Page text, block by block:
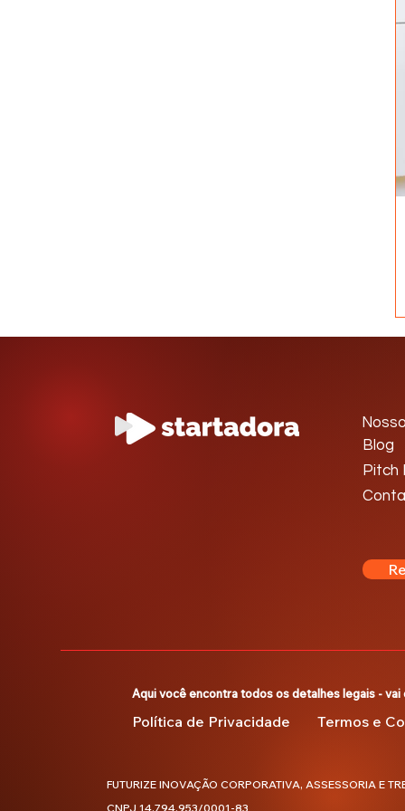
Blog
Pitch
Aqui você encontra todos os detalhes legais -
Política de Privacidade Termos e
FUTURIZE INOVAÇÃO CORPORATIVA, ASSESSORIA E
CNPJ 14.794.953/0001-83